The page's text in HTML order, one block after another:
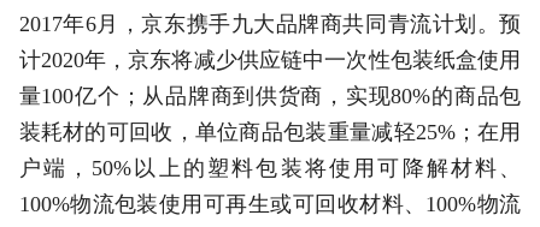
2017年6月，京东携手九大品牌商共同青流计划。预
计2020年，京东将减少供应链中一次性包装纸盒使用
量100亿个；从品牌商到供货商，实现80%的商品包
装耗材的可回收，单位商品包装重量减轻25%；在用
户端，50%以上的塑料包装将使用可降解材料、
100%物流包装使用可再生或可回收材料、100%物流